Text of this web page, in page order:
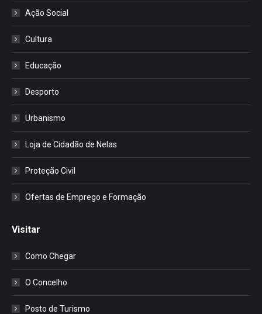
Ação Social
Cultura
Educação
Desporto
Urbanismo
Loja de Cidadão de Nelas
Proteção Civil
Ofertas de Emprego e Formação
Visitar
Como Chegar
O Concelho
Posto de Turismo